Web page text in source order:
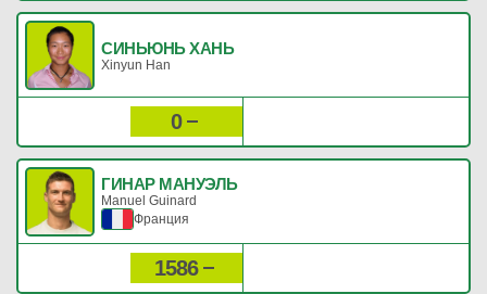
СИНЬЮНЬ ХАНЬ
Xinyun Han
0
ГИНАР МАНУЭЛЬ
Manuel Guinard
Франция
1586